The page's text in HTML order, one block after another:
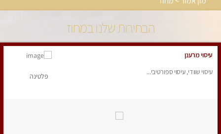
הבחירות שלנו במחוז
עיסוי מרענן
עיסוי שוודי, עיסוי ספורטיבי...
פלטינה